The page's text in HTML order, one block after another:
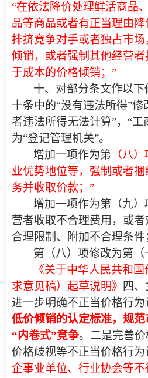
“在依法降价处理鲜活商品
品等商品或者有正当理由
排挤竞争对手或者独占市
倾销，或者强制其他经营
于成本的价格倾销；”
十、对部分条文作以
十条中的“没有违法所得”
者违法所得无法计算”，“工
为“登记管理机关”。
增加一项作为第 （八
业优势地位等，强制或者
务并收取价款；”
增加一项作为第（九
营者收取不合理费用，或
合理限制、附加不合理条件
第（八）项修改为第（
《关于中华人民共和
求意见稿）起草说明》
四、
进一步明确不正当价格行为
低价倾销的认定标准，规
“内卷式”竞争。二是完善价
价格歧视等不正当价格行为
企事业单位、行业协会等